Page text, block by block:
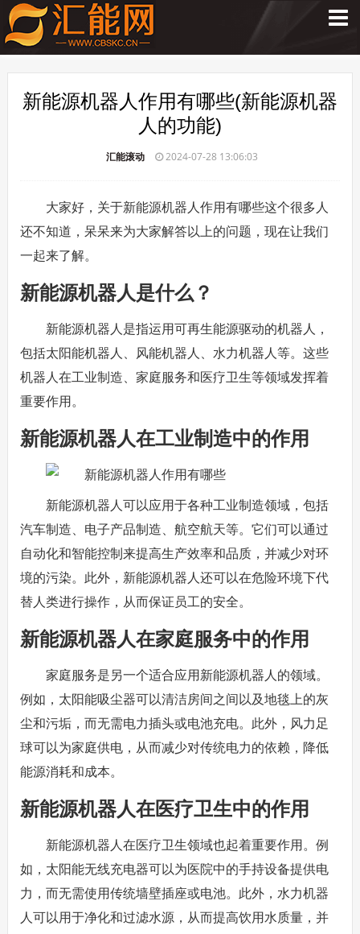
新能源机器人作用有哪些(新能源机器
人的功能)
汇能滚动 2024-07-28 13:06:03
大家好，关于新能源机器人作用有哪些这个很多人
还不知道，呆呆来为大家解答以上的问题，现在让我们
一起来了解。
新能源机器人是什么？
新能源机器人是指运用可再生能源驱动的机器人，
包括太阳能机器人、风能机器人、水力机器人等。这些
机器人在工业制造、家庭服务和医疗卫生等领域发挥着
重要作用。
新能源机器人在工业制造中的作用
新能源机器人可以应用于各种工业制造领域，包括
汽车制造、电子产品制造、航空航天等。它们可以通过
自动化和智能控制来提高生产效率和品质，并减少对环
境的污染。此外，新能源机器人还可以在危险环境下代
替人类进行操作，从而保证员工的安全。
新能源机器人在家庭服务中的作用
家庭服务是另一个适合应用新能源机器人的领域。
例如，太阳能吸尘器可以清洁房间之间以及地毯上的灰
尘和污垢，而无需电力插头或电池充电。此外，风力足
球可以为家庭供电，从而减少对传统电力的依赖，降低
能源消耗和成本。
新能源机器人在医疗卫生中的作用
新能源机器人在医疗卫生领域也起着重要作用。例
如，太阳能无线充电器可以为医院中的手持设备提供电
力，而无需使用传统墙壁插座或电池。此外，水力机器
人可以用于净化和过滤水源，从而提高饮用水质量，并